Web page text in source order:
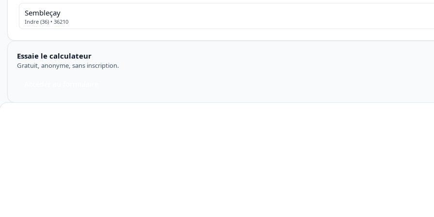
Sembleçay
Indre (36) • 36210
Essaie le calculateur
Gratuit, anonyme, sans inscription.